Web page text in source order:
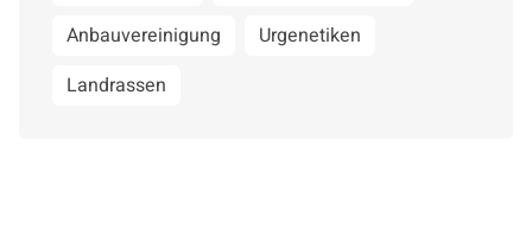
Anbauvereinigung
Urgenetiken
Landrassen